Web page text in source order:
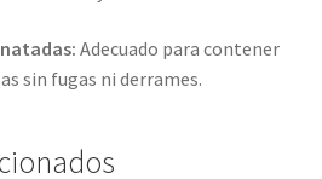
Adecuado para contener
sin fugas ni derrames.